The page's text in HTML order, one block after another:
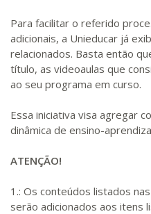
Para facilitar o referido
adicionais, a Unieducar já
relacionados. Basta então
título, as videoaulas que
ao seu programa em curso.
Essa iniciativa visa agregar
dinâmica de ensino-
ATENÇÃO!
1.: Os conteúdos listados
serão adicionados aos itens